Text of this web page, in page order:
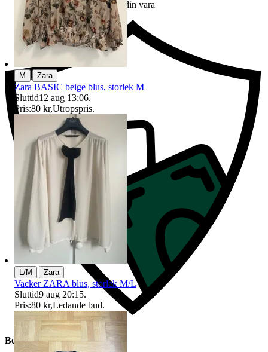
Ersättning om du inte får din vara
Beskrivning
M Zara
Zara BASIC beige blus, storlek M
Sluttid12 aug 13:06.
Pris:80 kr,Utropspris.
L/M | Zara
Vacker ZARA blus, storlek M/L
Sluttid9 aug 20:15.
Pris:80 kr,Ledande bud.